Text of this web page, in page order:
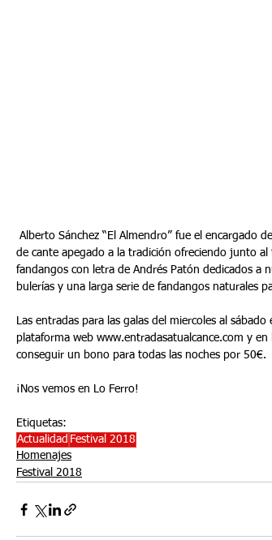
de cante apegado a la tradición ofreciendo junto
fandangos con letra de Andrés Patón dedicados a
bulerías y una larga serie de fandangos naturales
Las entradas para las galas del miercoles al
plataforma web www.entradasatualcance.com y
conseguir un bono para todas las noches por 50€.
¡Nos vemos en Lo Ferro!
Etiquetas:
Actualidad Festival 2018
Homenajes
Festival 2018